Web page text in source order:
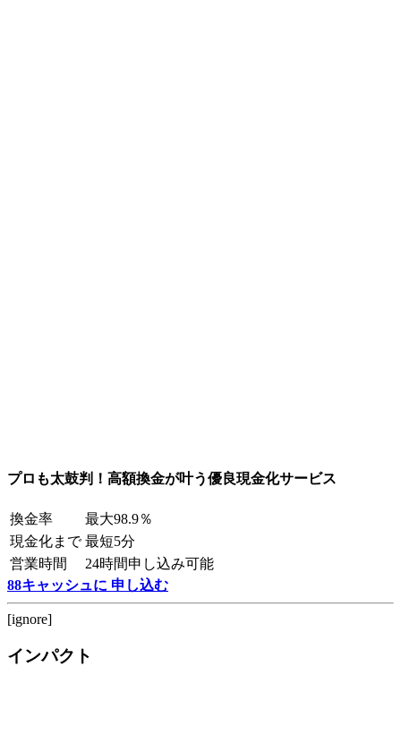
プロも太鼓判！高額換金が叶う優良現金化サービス
換金率
最大98.9％
現金化まで 最短5分
営業時間
24時間申し込み可能
88キャッシュに 申し込む
[ignore]
インパクト